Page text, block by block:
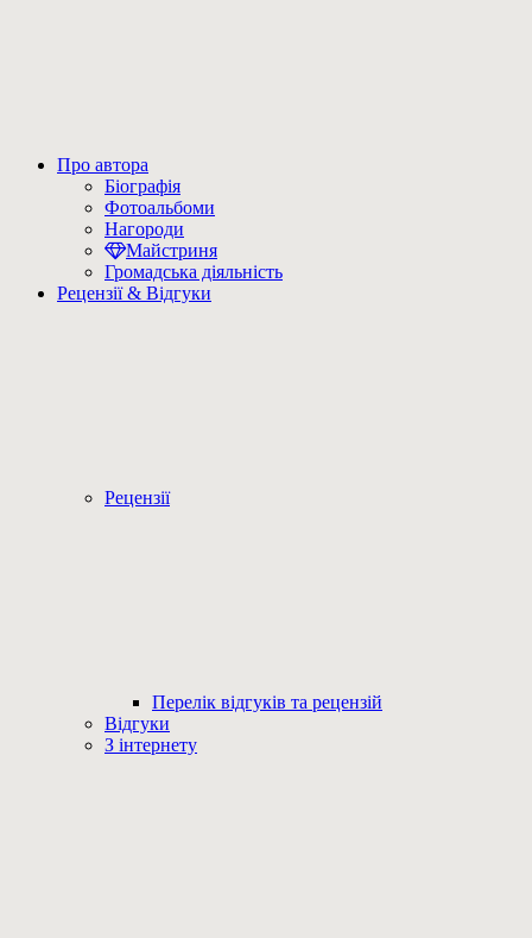
Про автора
Біографія
Фотоальбоми
Нагороди
Майстриня
Громадська діяльність
Рецензії & Відгуки
Рецензії
Перелік відгуків та рецензій
Відгуки
З інтернету